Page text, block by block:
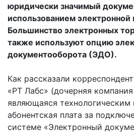
юридически значимый
использованием электронной
Большинство электронных
также используют опцию
документооборота (ЭДО).
Как рассказали
«РТ Лабс» (дочерняя
являющаяся технологическим
абонентская плата за
системе «Электронный